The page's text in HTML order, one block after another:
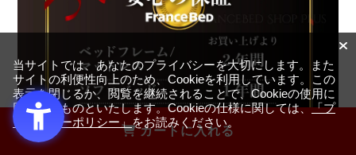
カートに入れる
当サイトでは、あなたのプライバシーを大切にします。また
サイトの利便性向上のため、Cookieを利用しています。この
表示を閉じるか、閲覧を継続されることで、Cookieの使用に
同意するものといたします。Cookieの仕様に関しては、「プ
ライバシーポリシー」をお読みください。